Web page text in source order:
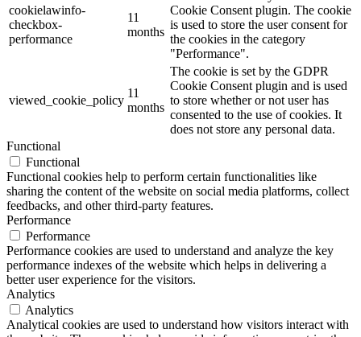
cookielawinfo-
checkbox-
performance
11
months
Cookie Consent plugin. The cookie
is used to store the user consent for
the cookies in the category
"Performance".
viewed_cookie_policy
11
months
The cookie is set by the GDPR
Cookie Consent plugin and is used
to store whether or not user has
consented to the use of cookies. It
does not store any personal data.
Functional
Functional
Functional cookies help to perform certain functionalities like
sharing the content of the website on social media platforms, collect
feedbacks, and other third-party features.
Performance
Performance
Performance cookies are used to understand and analyze the key
performance indexes of the website which helps in delivering a
better user experience for the visitors.
Analytics
Analytics
Analytical cookies are used to understand how visitors interact with